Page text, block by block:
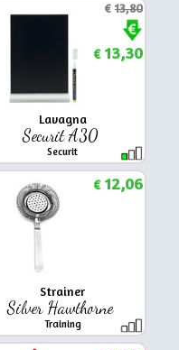
Lavagna
Securit A30
Securit
€13,80
€13,30
Strainer
Silver Hawthorne
Training
€12,06